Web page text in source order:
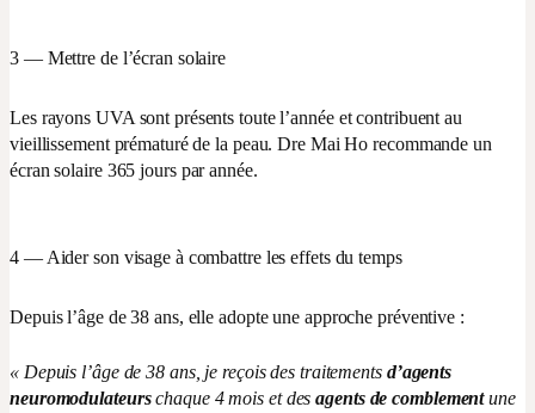
3 — Mettre de l’écran solaire
Les rayons UVA sont présents toute l’année et contribuent au
vieillissement prématuré de la peau. Dre Mai Ho recommande un
écran solaire 365 jours par année.
4 — Aider son visage à combattre les effets du temps
Depuis l’âge de 38 ans, elle adopte une approche préventive :
« Depuis l’âge de 38 ans, je reçois des traitements d’agents
neuromodulateurschaque 4 mois et desagents de comblementune